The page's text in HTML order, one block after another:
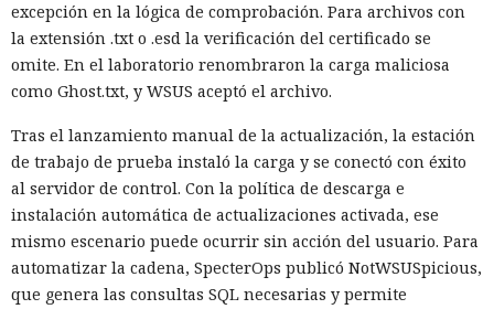
excepción en la lógica de comprobación. Para archivos con
la extensión .txt o .esd la verificación del certificado se
omite. En el laboratorio renombraron la carga maliciosa
como Ghost.txt, y WSUS aceptó el archivo.
Tras el lanzamiento manual de la actualización, la estación
de trabajo de prueba instaló la carga y se conectó con éxito
al servidor de control. Con la política de descarga e
instalación automática de actualizaciones activada, ese
mismo escenario puede ocurrir sin acción del usuario. Para
automatizar la cadena, SpecterOps publicó NotWSUSpicious,
que genera las consultas SQL necesarias y permite